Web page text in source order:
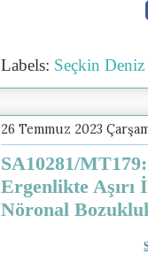
Labels: Seçkin Deniz
26 Temmuz 2023
SA10281/
Ergenlikte Aşırı
Nöronal